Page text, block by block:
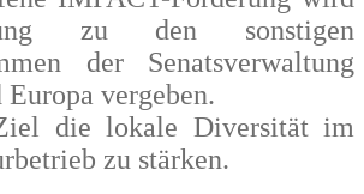
zu den sonstigen
der Senatsverwaltung
vergeben.
die lokale Diversität im
zu stärken.